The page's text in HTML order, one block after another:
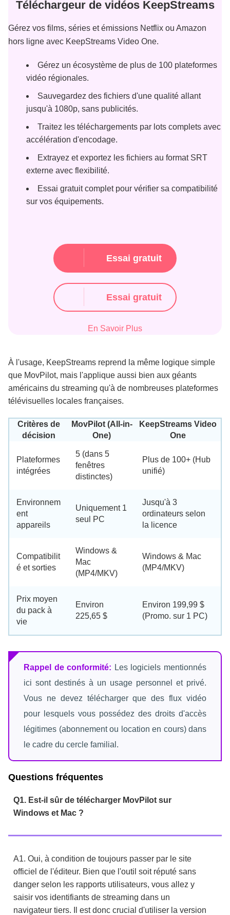
Téléchargeur de vidéos KeepStreams
Gérez vos films, séries et émissions Netflix ou Amazon
hors ligne avec KeepStreams Video One.
Gérez un écosystème de plus de 100 plateformes
vidéo régionales.
Sauvegardez des fichiers d'une qualité allant
jusqu'à 1080p, sans publicités.
Traitez les téléchargements par lots complets avec
accélération d'encodage.
Extrayez et exportez les fichiers au format SRT
externe avec flexibilité.
Essai gratuit complet pour vérifier sa compatibilité
sur vos équipements.
Essai gratuit
Essai gratuit
En Savoir Plus
À l'usage, KeepStreams reprend la même logique simple
que MovPilot, mais l'applique aussi bien aux géants
américains du streaming qu'à de nombreuses plateformes
télévisuelles locales françaises.
Critères de
décision
MovPilot (All-in-
One)
KeepStreams Video
One
Plateformes
intégrées
5 (dans 5
fenêtres
distinctes)
Plus de 100+ (Hub
unifié)
Environnem
ent
appareils
Uniquement 1
seul PC
Jusqu'à 3
ordinateurs selon
la licence
Compatibilit
é et sorties
Windows &
Mac
(MP4/MKV)
Windows & Mac
(MP4/MKV)
Prix moyen
du pack à
vie
Environ
225,65 $
Environ 199,99 $
(Promo. sur 1 PC)
Rappel de conformité: Les logiciels mentionnés
ici sont destinés à un usage personnel et privé.
Vous ne devez télécharger que des flux vidéo
pour lesquels vous possédez des droits d'accès
légitimes (abonnement ou location en cours) dans
le cadre du cercle familial.
Questions fréquentes
Q1. Est-il sûr de télécharger MovPilot sur
Windows et Mac ?
A1. Oui, à condition de toujours passer par le site
officiel de l'éditeur. Bien que l'outil soit réputé sans
danger selon les rapports utilisateurs, vous allez y
saisir vos identifiants de streaming dans un
navigateur tiers. Il est donc crucial d'utiliser la version